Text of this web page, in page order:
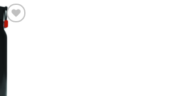
Add to
Wishlist